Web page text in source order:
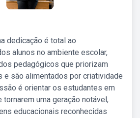
dedicação é total ao
alunos no ambiente escolar,
pedagógicos que priorizam
e são alimentados por criatividade
é orientar os estudantes em
tornarem uma geração notável,
educacionais reconhecidas